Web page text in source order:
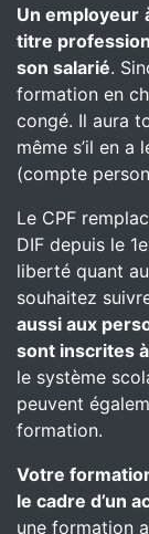
Un employeur
titre
son salarié.
formation en
congé. Il aura
même s’il en a
(compte
Le CPF
DIF depuis le
liberté quant
souhaitez
aussi aux
sont inscrites
le système
peuvent
formation.
Votre
le cadre d’un
une formation